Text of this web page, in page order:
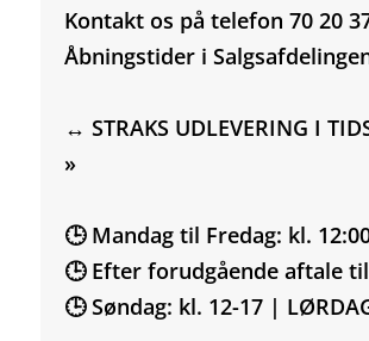
Kontakt os på telefon 70 20
Åbningstider i
↔️ STRAKS UDLEVERING I
»
🕒 Mandag til Fredag: kl.
🕒 Efter forudgående aftale
🕒 Søndag: kl. 12-17 |